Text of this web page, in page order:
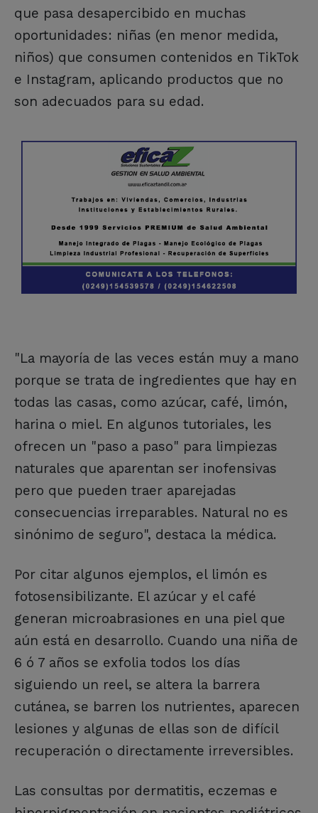
que pasa desapercibido en muchas
oportunidades: niñas (en menor medida,
niños) que consumen contenidos en TikTok
e Instagram, aplicando productos que no
son adecuados para su edad.
"La mayoría de las veces están muy a mano
porque se trata de ingredientes que hay en
todas las casas, como azúcar, café, limón,
harina o miel. En algunos tutoriales, les
ofrecen un "paso a paso" para limpiezas
naturales que aparentan ser inofensivas
pero que pueden traer aparejadas
consecuencias irreparables. Natural no es
sinónimo de seguro", destaca la médica.
Por citar algunos ejemplos, el limón es
fotosensibilizante. El azúcar y el café
generan microabrasiones en una piel que
aún está en desarrollo. Cuando una niña de
6 ó 7 años se exfolia todos los días
siguiendo un reel, se altera la barrera
cutánea, se barren los nutrientes, aparecen
lesiones y algunas de ellas son de difícil
recuperación o directamente irreversibles.
Las consultas por dermatitis, eczemas e